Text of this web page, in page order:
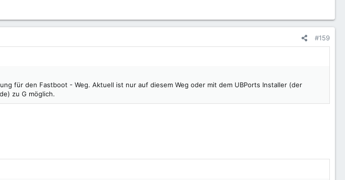
#159
für den Fastboot - Weg. Aktuell ist nur auf diesem Weg oder mit dem UBPorts Installer (der
zu G möglich.